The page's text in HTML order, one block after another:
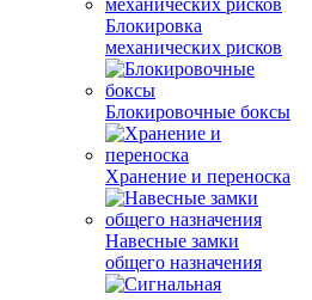
Блокировка
механических рисков
Блокировочные боксы
Хранение и переноска
Навесные замки
общего назначения